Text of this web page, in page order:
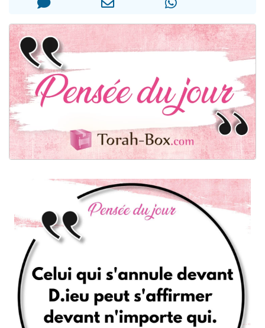
61 personnes viennent de demander une bénédiction
Ariel vient de donner son Maasser
Il reste 49 places pour étudier en groupe sur Zoom
Eva vient de donner son Maasser